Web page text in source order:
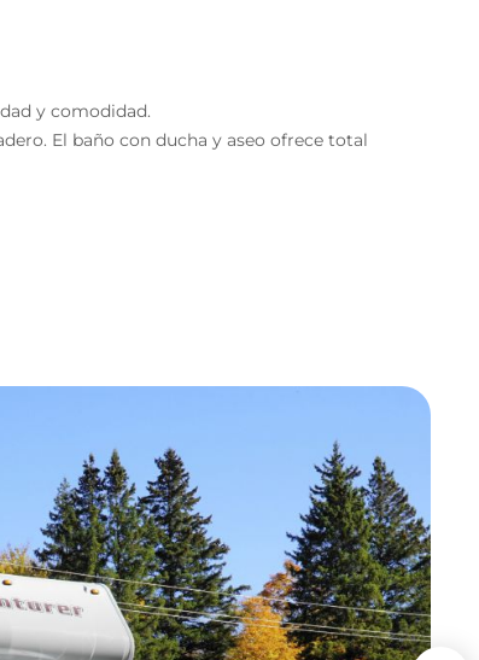
y comodidad.
El baño con ducha y aseo ofrece total